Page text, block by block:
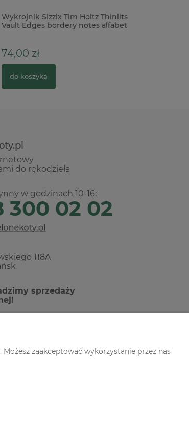
Wykrojnik Sizzix Tim Holtz Thinlits
Vault Edges bordery notes alfabet
74,00 zł
do koszyka
do rękodzieła
w godzinach 10-16:
300 02 02
118A
sprzedaży
zaakceptować wykorzystanie przez nas